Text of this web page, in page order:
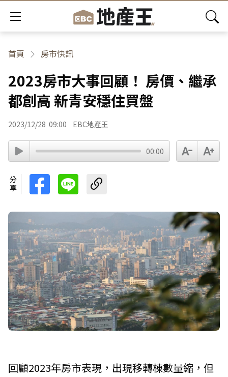
首頁 房市快訊
2023房市大事回顧！ 房價、繼承
都創高 新青安穩住買盤
2023/12/28 09:00 EBC地產王
00:00
分享
回顧2023年房市表現，出現移轉棟數量縮，但